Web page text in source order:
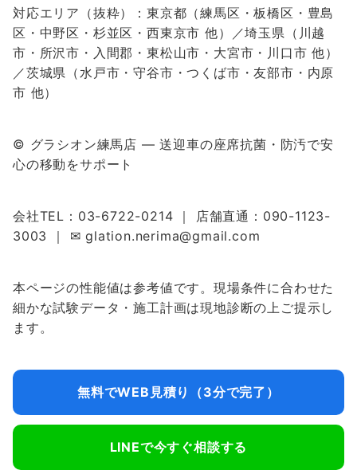
対応エリア（抜粋）：東京都（練馬区・板橋区・豊島
区・中野区・杉並区・西東京市 他）／埼玉県（川越
市・所沢市・入間郡・東松山市・大宮市・川口市 他）
／茨城県（水戸市・守谷市・つくば市・友部市・内原
市 他）
© グラシオン練馬店 — 送迎車の座席抗菌・防汚で安
心の移動をサポート
会社TEL：03-6722-0214 ｜ 店舗直通：090-1123-
3003 ｜ ✉ glation.nerima@gmail.com
本ページの性能値は参考値です。現場条件に合わせた
細かな試験データ・施工計画は現地診断の上ご提示し
ます。
無料でWEB見積り（3分で完了）
LINEで今すぐ相談する